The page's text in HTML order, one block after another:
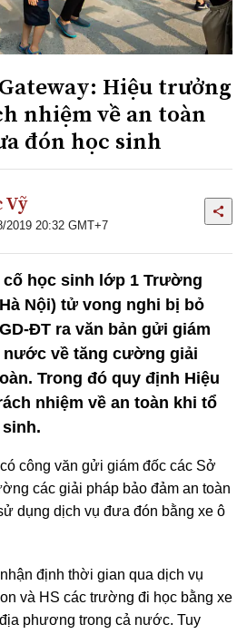
Hiệu trưởng
nhiệm về an toàn
đón học sinh
Vỹ
2019 20:32 GMT+7
học sinh lớp 1 Trường
Nội) tử vong nghi bị bỏ
ĐT ra văn bản gửi giám
về tăng cường giải
Trong đó quy định Hiệu
nhiệm về an toàn khi tổ
công văn gửi giám đốc các Sở
các giải pháp bảo đảm an toàn
dụng dịch vụ đưa đón bằng xe ô
định thời gian qua dịch vụ
và HS các trường đi học bằng xe
phương trong cả nước. Tuy